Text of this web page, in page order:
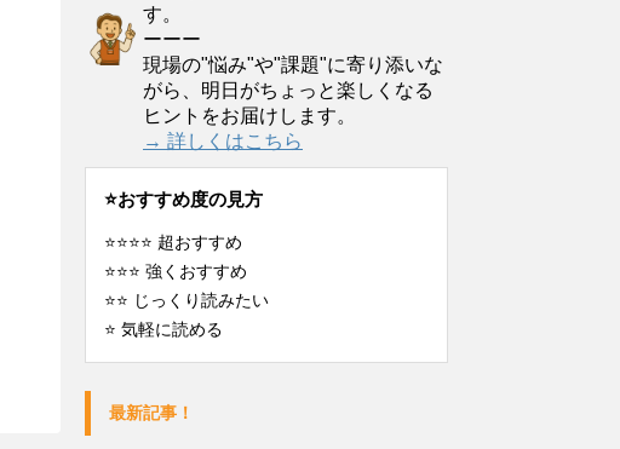
す。
ーーー
現場の"悩み"や"課題"に寄り添いな
がら、明日がちょっと楽しくなる
ヒントをお届けします。
→ 詳しくはこちら
⭐️おすすめ度の見方
⭐️⭐️⭐️⭐️ 超おすすめ
⭐️⭐️⭐️ 強くおすすめ
⭐️⭐️ じっくり読みたい
⭐️ 気軽に読める
最新記事！